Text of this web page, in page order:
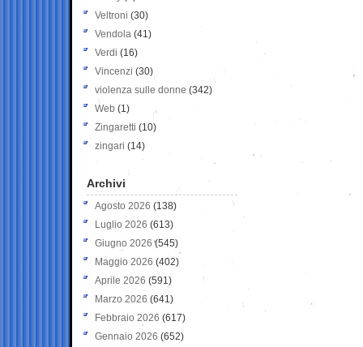
Veltroni (30)
Vendola (41)
Verdi (16)
Vincenzi (30)
violenza sulle donne (342)
Web (1)
Zingaretti (10)
zingari (14)
Archivi
Agosto 2026 (138)
Luglio 2026 (613)
Giugno 2026 (545)
Maggio 2026 (402)
Aprile 2026 (591)
Marzo 2026 (641)
Febbraio 2026 (617)
Gennaio 2026 (652)